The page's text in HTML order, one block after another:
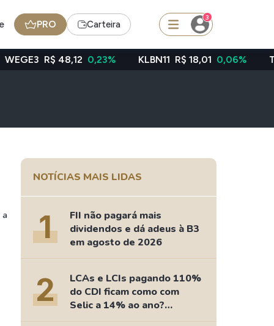
PRO Carteira
3
- BNB
Ideias
Agenda de Dividendos
Radar do Dividendo Inteligente
Carteiras Recomendadas
Comparador de Ativos
As Ações Mais Buscadas
Guia do Iniciante
48,12 0,23% KLBN11 R$ 18,01 0,06% TAEE11 R$
a
NOTÍCIAS MAIS LIDAS
1
FII não pagará mais
dividendos e dá adeus à B3
em agosto de 2026
2
LCAs e LCIs pagando 110%
do CDI ficam como com
Selic a 14% ao ano?
Fizemos as contas